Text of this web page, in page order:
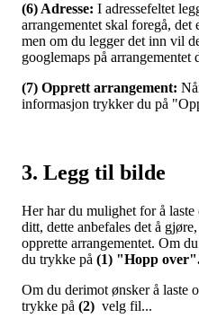
(6) Adresse: I adressefeltet
arrangementet skal foregå,
men om du legger det inn vil
googlemaps på arrangementet
(7) Opprett arrangement:
informasjon trykker du på
3. Legg til bilde
Her har du mulighet for å
ditt, dette anbefales det å
opprette arrangementet. Om
du trykke på (1) "Hopp
Om du derimot ønsker å laste
trykke på (2) velg fil...